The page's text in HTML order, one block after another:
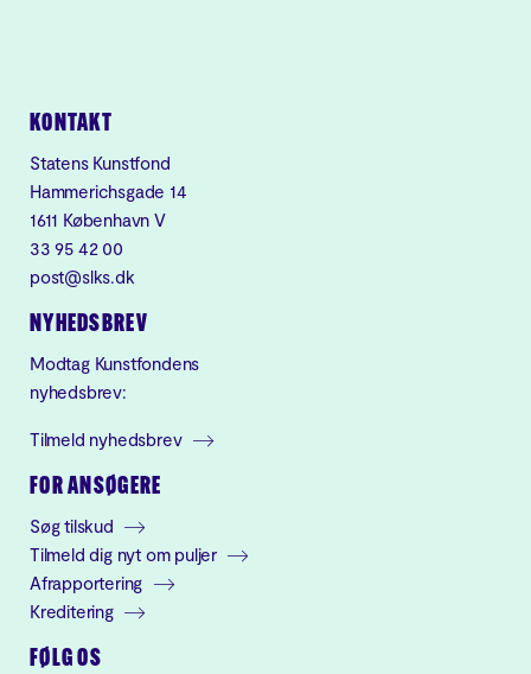
KONTAKT
Statens Kunstfond
Hammerichsgade 14
1611 København V
33 95 42 00
post@slks.dk
NYHEDSBREV
Modtag Kunstfondens
nyhedsbrev:
Tilmeld nyhedsbrev
FOR ANSØGERE
Søg tilskud
Tilmeld dig nyt om puljer
Afrapportering
Kreditering
FØLG OS